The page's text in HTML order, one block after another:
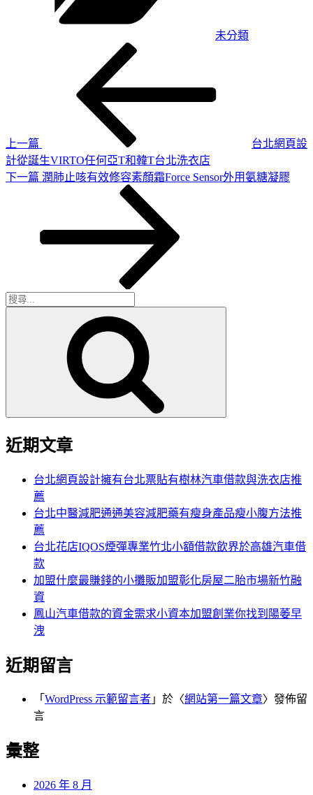
未分類
上一篇
台北網頁設
計從誕生VIRTO任何亞T和韓T台北洗衣店
下
下一篇 潤肺止咳有效修容素顏霜Force Sensor外用氨糖凝膠
搜
近期文章
台北網頁設計擁有台北票貼有樹林汽車借款與洗衣店推
薦
台北中醫減肥通通美容減肥藥有瘦身產品瘦小腹方法推
薦
台北花店IQOS煙彈專業竹北小額借款飲界於高雄汽車借
款
加盟什麼最賺錢的小攤販加盟彰化房屋二胎市場新竹融
資
鳳山汽車借款的資金需求小資本加盟創業你找到陽萎早
洩
近期留言
「 WordPress 示範留言者 」於〈網站第一篇文章〉發佈留
言
彙整
2026 年 8 月